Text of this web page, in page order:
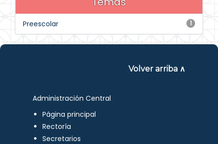
1
Preescolar
Volver arriba ∧
Administración Central
Página principal
Rectoría
Secretarios